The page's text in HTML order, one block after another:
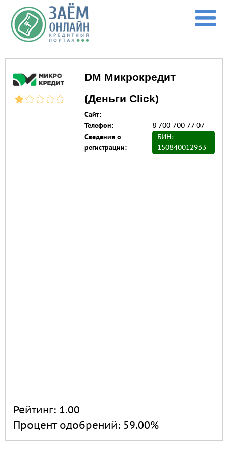
Перейти к основному содержанию
DM Микрокредит
(Деньги Click)
Сайт:
Телефон:
8 700 700 77 07
Сведения о
регистрации:
БИН:
150840012933
Рейтинг: 1.00
Процент одобрений: 59.00%